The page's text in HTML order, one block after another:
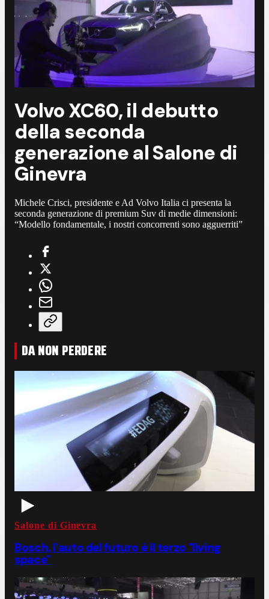
Volvo XC60, il debutto
della seconda
generazione al Salone di
Ginevra
Michele Crisci, presidente e Ad Volvo Italia ci presenta la
seconda generazione di premium Suv di medie dimensioni:
“Modello fondamentale, i nostri concorrenti sono agguerriti”
DA NON PERDERE
Salone di Ginevra
Bosch, l'auto del futuro è il terzo "living
space"